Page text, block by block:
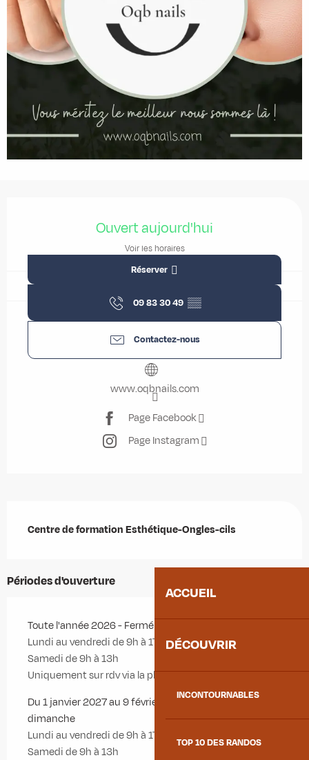
ACCUEIL
DÉCOUVRIR
INCONTOURNABLES
TOP 10 DES RANDOS
Ouvert aujourd'hui
Voir les horaires
Réserver
09 83 30 49 ▒▒
Contactez-nous
www.oqbnails.com
Page Facebook
Page Instagram
Centre de formation Esthétique-Ongles-cils
Périodes d'ouverture
Toute l'année 2026 - Fermé le dimanche
Lundi au vendredi de 9h à 17h
Samedi de 9h à 13h
Uniquement sur rdv via la plate-forme Planity
Du 1 janvier 2027 au 9 février 2027 - Fermé le
dimanche
Lundi au vendredi de 9h à 17h
Samedi de 9h à 13h